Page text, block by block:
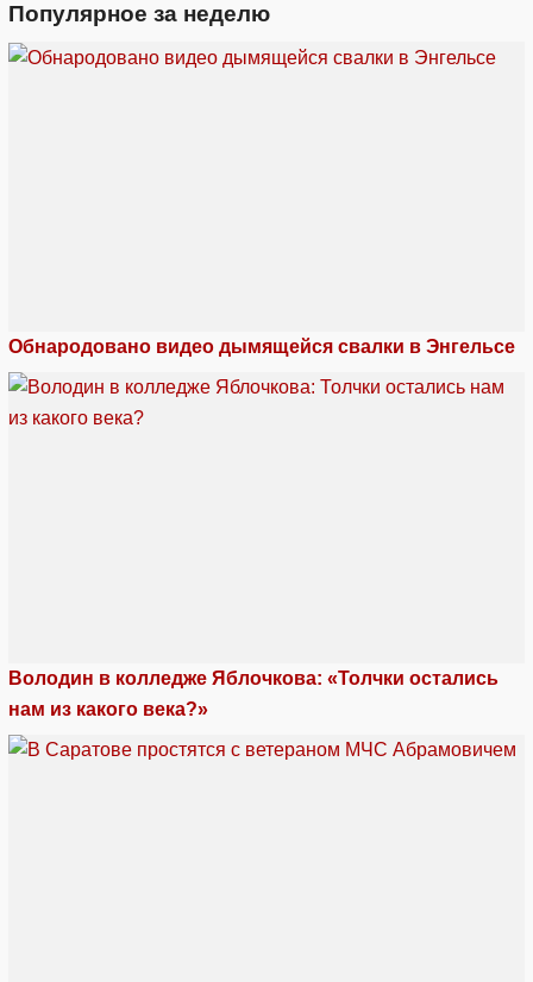
Популярное за неделю
Обнародовано видео дымящейся свалки в Энгельсе
Володин в колледже Яблочкова: «Толчки остались
нам из какого века?»